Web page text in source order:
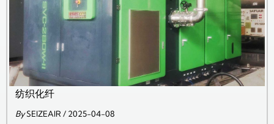
纺织化纤
BySEIZEAIR / 2025-04-08